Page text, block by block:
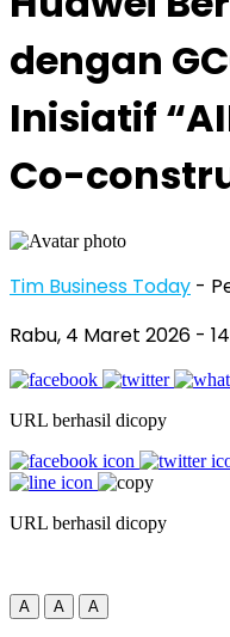
dengan
Inisiatif
Co-
Tim Business Today -
Rabu, 4 Maret 2026 -
URL berhasil dicopy
URL berhasil dicopy
A A A